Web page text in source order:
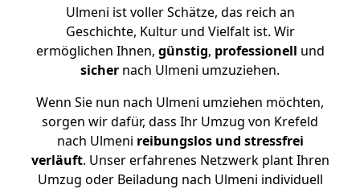
Ulmeni ist voller Schätze, das reich an
Geschichte, Kultur und Vielfalt ist. Wir
ermöglichen Ihnen, günstig, professionell und
sicher nach Ulmeni umzuziehen.
Wenn Sie nun nach Ulmeni umziehen möchten,
sorgen wir dafür, dass Ihr Umzug von Krefeld
nach Ulmeni reibungslos und stressfrei
verläuft. Unser erfahrenes Netzwerk plant Ihren
Umzug oder Beiladung nach Ulmeni individuell